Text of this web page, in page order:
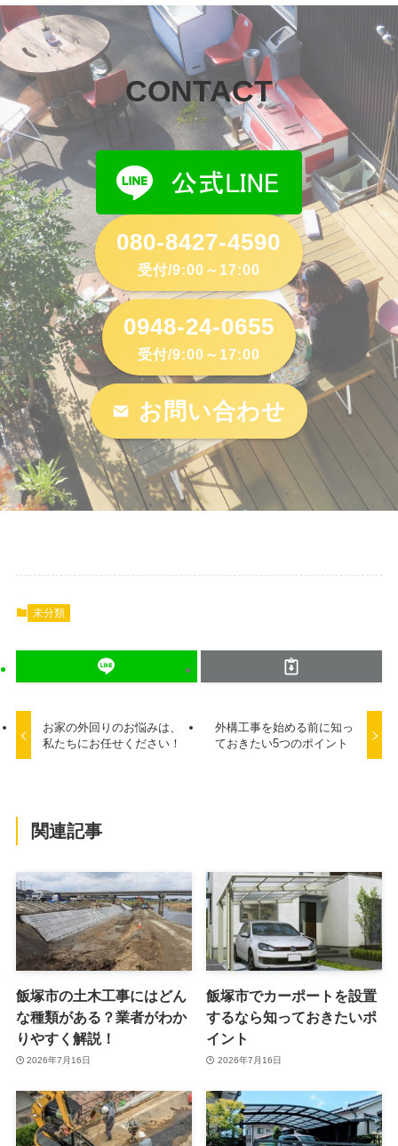
CONTACT
080-8427-4590
受付/9:00～17:00
0948-24-0655
受付/9:00～17:00
お問い合わせ
未分類
お家の外回りのお悩みは、
私たちにお任せください！
外構工事を始める前に知っ
ておきたい5つのポイント
関連記事
飯塚市の土木工事にはどん
な種類がある？業者がわか
りやすく解説！
2026年7月16日
飯塚市でカーポートを設置
するなら知っておきたいポ
イント
2026年7月16日